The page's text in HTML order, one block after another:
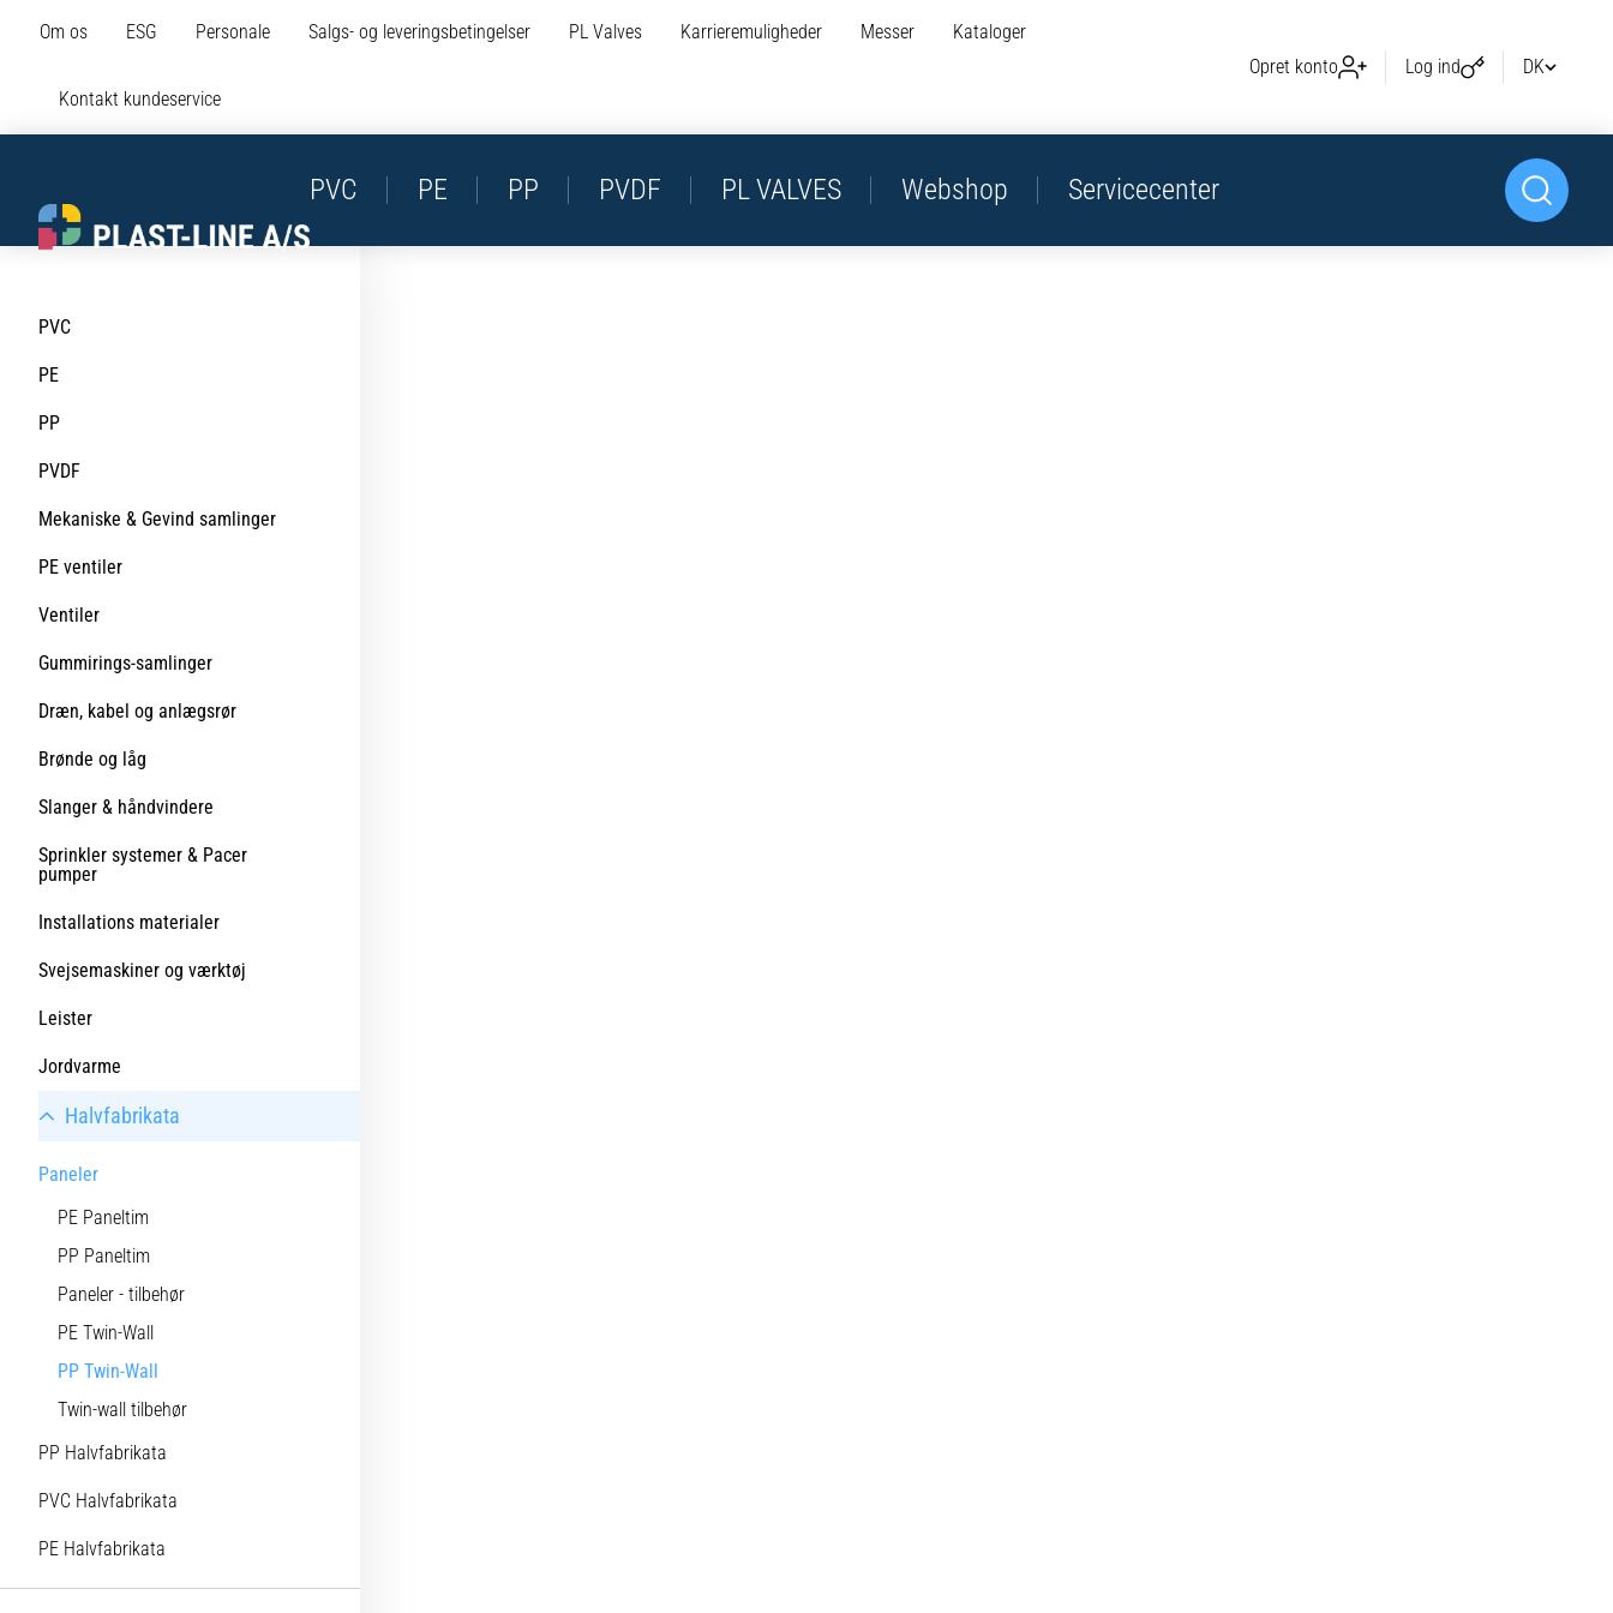
Om os ESG Personale Salgs- og leveringsbetingelser PL Valves Karrieremuligheder Messer Kataloger
Kontakt kundeservice
Opret konto Log ind DK
PVC PE PP PVDF PL VALVES Webshop Servicecenter
PVC
PE
PP
PVDF
Mekaniske & Gevind samlinger
PE ventiler
Ventiler
Gummirings-samlinger
Dræn, kabel og anlægsrør
Brønde og låg
Slanger & håndvindere
Sprinkler systemer & Pacer
pumper
Installations materialer
Svejsemaskiner og værktøj
Leister
Jordvarme
Halvfabrikata
Paneler
PE Paneltim
PP Paneltim
Paneler - tilbehør
PE Twin-Wall
PP Twin-Wall
Twin-wall tilbehør
PP Halvfabrikata
PVC Halvfabrikata
PE Halvfabrikata